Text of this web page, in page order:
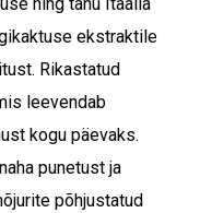
ning tänu Itaalia
ekstraktile
Rikastatud
leevendab
kogu päevaks.
punetust ja
põhjustatud